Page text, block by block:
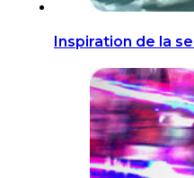
Inspiration de la